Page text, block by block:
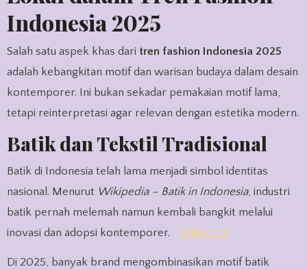
Indonesia 2025
Salah satu aspek khas dari tren fashion Indonesia 2025
adalah kebangkitan motif dan warisan budaya dalam desain
kontemporer. Ini bukan sekadar pemakaian motif lama,
tetapi reinterpretasi agar relevan dengan estetika modern.
Batik dan Tekstil Tradisional
Batik di Indonesia telah lama menjadi simbol identitas
nasional. Menurut Wikipedia – Batik in Indonesia, industri
batik pernah melemah namun kembali bangkit melalui
inovasi dan adopsi kontemporer.
Wikipedia
Di 2025, banyak brand mengombinasikan motif batik